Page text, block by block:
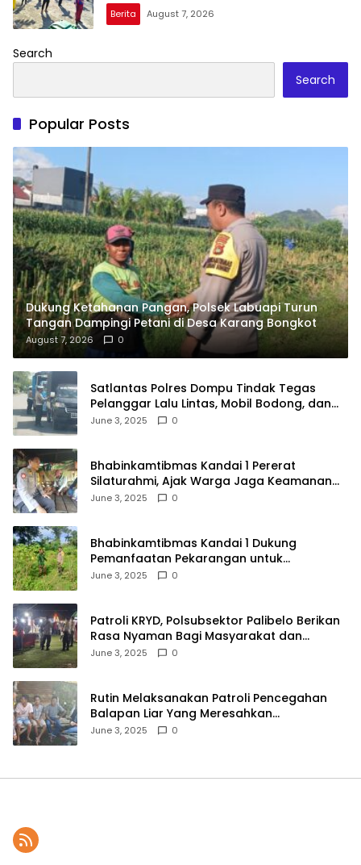
Berita August 7, 2026
Search
Search
Popular Posts
Dukung Ketahanan Pangan, Polsek Labuapi Turun
Tangan Dampingi Petani di Desa Karang Bongkot
August 7, 2026 0
Satlantas Polres Dompu Tindak Tegas
Pelanggar Lalu Lintas, Mobil Bodong, dan
Kendaraan Tak Bayar Pajak
June 3, 2025 0
Bhabinkamtibmas Kandai 1 Pererat
Silaturahmi, Ajak Warga Jaga Keamanan
Lingkungan
June 3, 2025 0
Bhabinkamtibmas Kandai 1 Dukung
Pemanfaatan Pekarangan untuk
Ketahanan Pangan Menuju Indonesia Emas
June 3, 2025 0
Patroli KRYD, Polsubsektor Palibelo Berikan
Rasa Nyaman Bagi Masyarakat dan
Antisipasi Aksi Menjurus Premanisme
June 3, 2025 0
Rutin Melaksanakan Patroli Pencegahan
Balapan Liar Yang Meresahkan
Masyarakat, Polsek Soromandi
June 3, 2025 0